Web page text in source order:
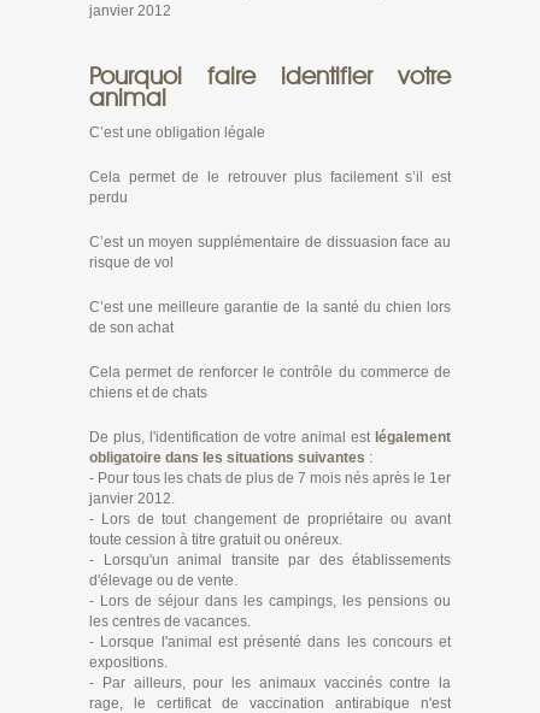
janvier 2012
Pourquoi faire identifier votre
animal
C’est une obligation légale
Cela permet de le retrouver plus facilement s’il est
perdu
C’est un moyen supplémentaire de dissuasion face au
risque de vol
C’est une meilleure garantie de la santé du chien lors
de son achat
Cela permet de renforcer le contrôle du commerce de
chiens et de chats
De plus, l'identification de votre animal est légalement
obligatoire dans les situations suivantes :
- Pour tous les chats de plus de 7 mois nés après le 1er
janvier 2012.
- Lors de tout changement de propriétaire ou avant
toute cession à titre gratuit ou onéreux.
- Lorsqu'un animal transite par des établissements
d'élevage ou de vente.
- Lors de séjour dans les campings, les pensions ou
les centres de vacances.
- Lorsque l'animal est présenté dans les concours et
expositions.
- Par ailleurs, pour les animaux vaccinés contre la
rage, le certificat de vaccination antirabique n'est